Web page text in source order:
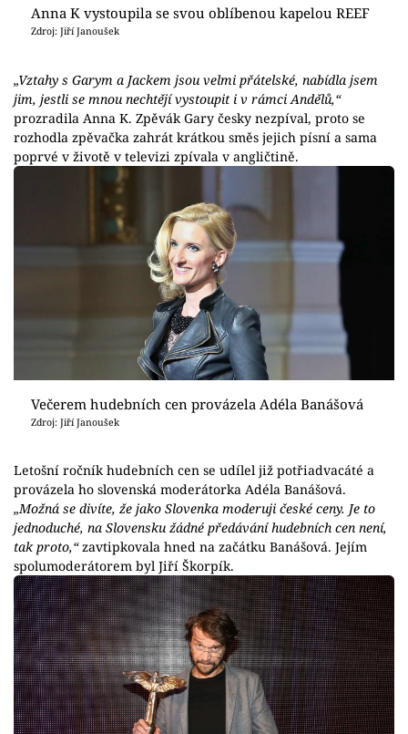
Anna K vystoupila se svou oblíbenou kapelou REEF
Zdroj: Jiří Janoušek
„Vztahy s Garym a Jackem jsou velmi přátelské, nabídla jsem
jim, jestli se mnou nechtějí vystoupit i v rámci Andělů,“
prozradila Anna K. Zpěvák Gary česky nezpíval, proto se
rozhodla zpěvačka zahrát krátkou směs jejich písní a sama
poprvé v životě v televizi zpívala v angličtině.
Večerem hudebních cen provázela Adéla Banášová
Zdroj: Jiří Janoušek
Letošní ročník hudebních cen se udílel již potřiadvacáté a
provázela ho slovenská moderátorka Adéla Banášová.
„Možná se divíte, že jako Slovenka moderuji české ceny. Je to
jednoduché, na Slovensku žádné předávání hudebních cen není,
tak proto,“zavtipkovala hned na začátku Banášová. Jejím
spolumoderátorem byl Jiří Škorpík.